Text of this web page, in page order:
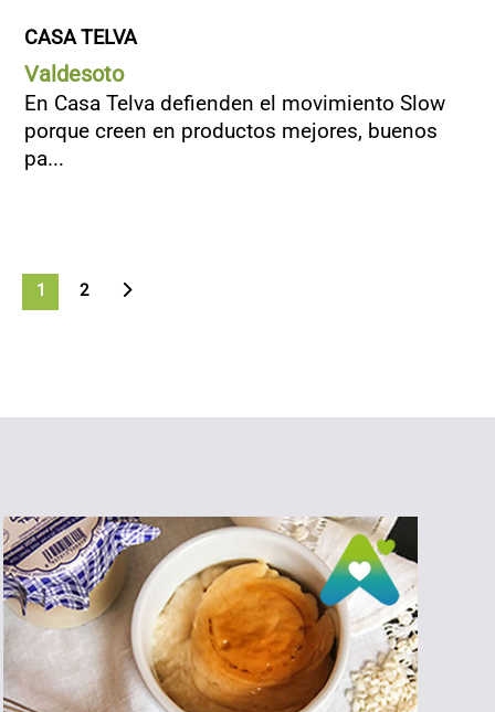
CASA TELVA
Valdesoto
En Casa Telva defienden el movimiento Slow
porque creen en productos mejores, buenos
pa...
1 2